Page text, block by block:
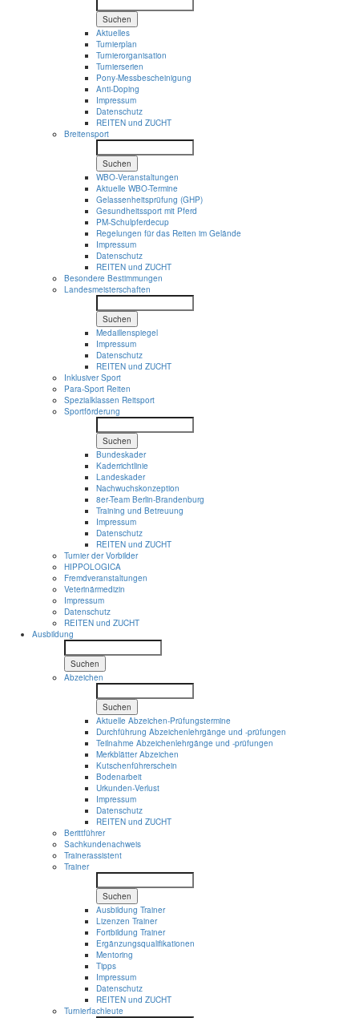
Suchen
Aktuelles
Turnierplan
Turnierorganisation
Turnierserien
Pony-Messbescheinigung
Anti-Doping
Impressum
Datenschutz
REITEN und ZUCHT
Breitensport
Suchen
WBO-Veranstaltungen
Aktuelle WBO-Termine
Gelassenheitsprüfung (GHP)
Gesundheitssport mit Pferd
PM-Schulpferdecup
Regelungen für das Reiten im Gelände
Impressum
Datenschutz
REITEN und ZUCHT
Besondere Bestimmungen
Landesmeisterschaften
Suchen
Medaillenspiegel
Impressum
Datenschutz
REITEN und ZUCHT
Inklusiver Sport
Para-Sport Reiten
Spezialklassen Reitsport
Sportförderung
Suchen
Bundeskader
Kaderrichtlinie
Landeskader
Nachwuchskonzeption
8er-Team Berlin-Brandenburg
Training und Betreuung
Impressum
Datenschutz
REITEN und ZUCHT
Turnier der Vorbilder
HIPPOLOGICA
Fremdveranstaltungen
Veterinärmedizin
Impressum
Datenschutz
REITEN und ZUCHT
Ausbildung
Suchen
Abzeichen
Suchen
Aktuelle Abzeichen-Prüfungstermine
Durchführung Abzeichenlehrgänge und -prüfungen
Teilnahme Abzeichenlehrgänge und -prüfungen
Merkblätter Abzeichen
Kutschenführerschein
Bodenarbeit
Urkunden-Verlust
Impressum
Datenschutz
REITEN und ZUCHT
Berittführer
Sachkundenachweis
Trainerassistent
Trainer
Suchen
Ausbildung Trainer
Lizenzen Trainer
Fortbildung Trainer
Ergänzungsqualifikationen
Mentoring
Tipps
Impressum
Datenschutz
REITEN und ZUCHT
Turnierfachleute